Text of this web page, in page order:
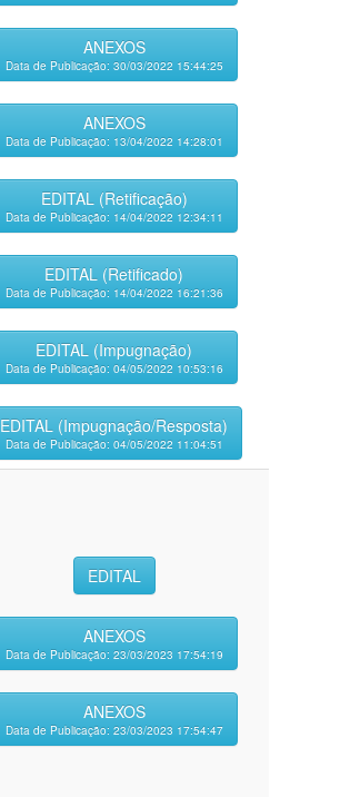
ANEXOS
Data de Publicação: 30/03/2022 15:44:25
ANEXOS
Data de Publicação: 13/04/2022 14:28:01
EDITAL (Retificação)
Data de Publicação: 14/04/2022 12:34:11
EDITAL (Retificado)
Data de Publicação: 14/04/2022 16:21:36
EDITAL (Impugnação)
Data de Publicação: 04/05/2022 10:53:16
EDITAL (Impugnação/Resposta)
Data de Publicação: 04/05/2022 11:04:51
EDITAL
ANEXOS
Data de Publicação: 23/03/2023 17:54:19
ANEXOS
Data de Publicação: 23/03/2023 17:54:47